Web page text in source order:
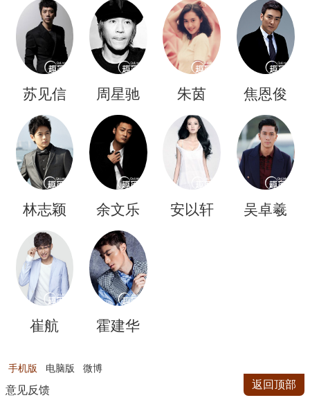
苏见信 周星驰 朱茵 焦恩俊
林志颖 余文乐 安以轩 吴卓羲
崔航 霍建华
手机版 电脑版 微博
意见反馈 返回顶部